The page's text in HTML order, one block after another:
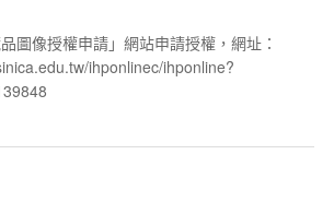
圖像授權申請」網站申請授權，網址：
ihponlinec/ihponline?